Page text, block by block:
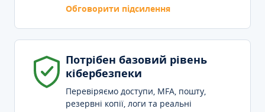
Обговорити підсилення
Потрібен базовий рівень
кібербезпеки
Перевіряємо доступи, MFA, пошту,
резервні копії, логи та реальні